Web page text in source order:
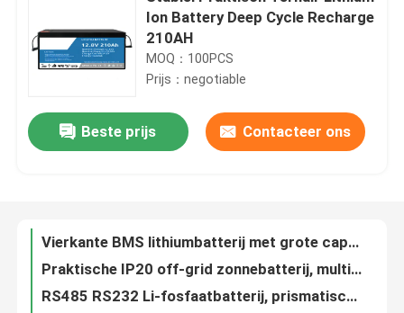
Producten
Video's
Fabrieksreis
Kwaliteitscontrole
Ion Battery Deep Cycle Recharge
210AH
MOQ：100PCS
Prijs：negotiable
Beste prijs Contacteer ons
OEM Multifunctioneel Lithium Hoog Ion Battery 5.12KWH - dichtheid voor Commercieel
Vierkante BMS lithiumbatterij met grote capaciteit voor telecomback-upsysteem
Praktische IP20 off-grid zonnebatterij, multifunctionele lithium LFP-batterij
RS485 RS232 Li-fosfaatbatterij, prismatische lithium-ijzerfosfaatcellen